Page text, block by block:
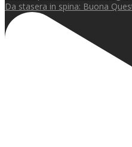
Da stasera in spina: Buona